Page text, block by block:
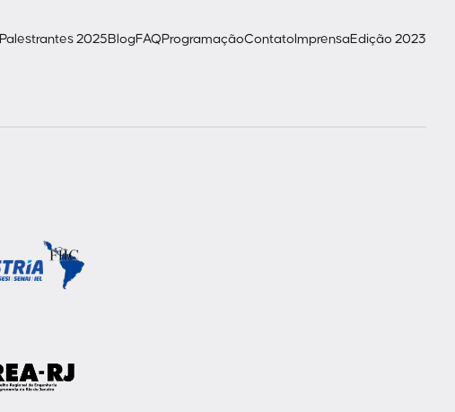
Palestrantes 2025 BlogFAQ ProgramaçãoContato ImprensaEdição 2023